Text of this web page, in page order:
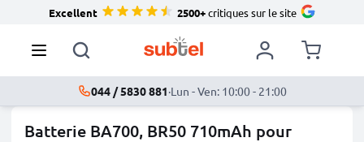
Excellent 2500+critiques sur le site
044 / 5830 881·Lun - Ven: 10:00 - 21:00
Batterie BA700, BR50 710mAh pour